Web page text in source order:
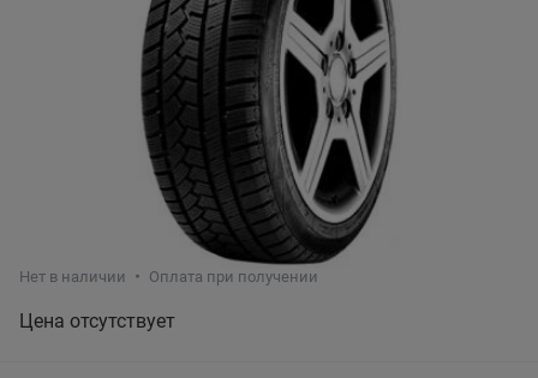
Нет в наличии Оплата при получении
Цена отсутствует